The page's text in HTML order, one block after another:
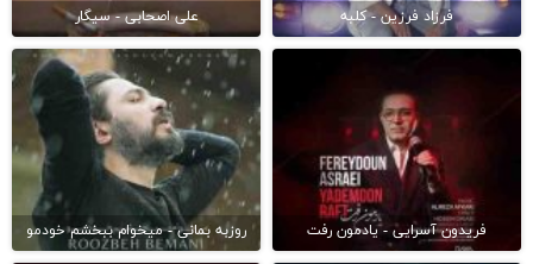
فرزاد فرزین - کلبه علی اصحابی - سیگار
فریدون آسرایی - یادمون رفت روزبه بمانی - میخوام ببخشم خودمو